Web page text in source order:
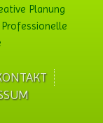
Planung
Professionelle